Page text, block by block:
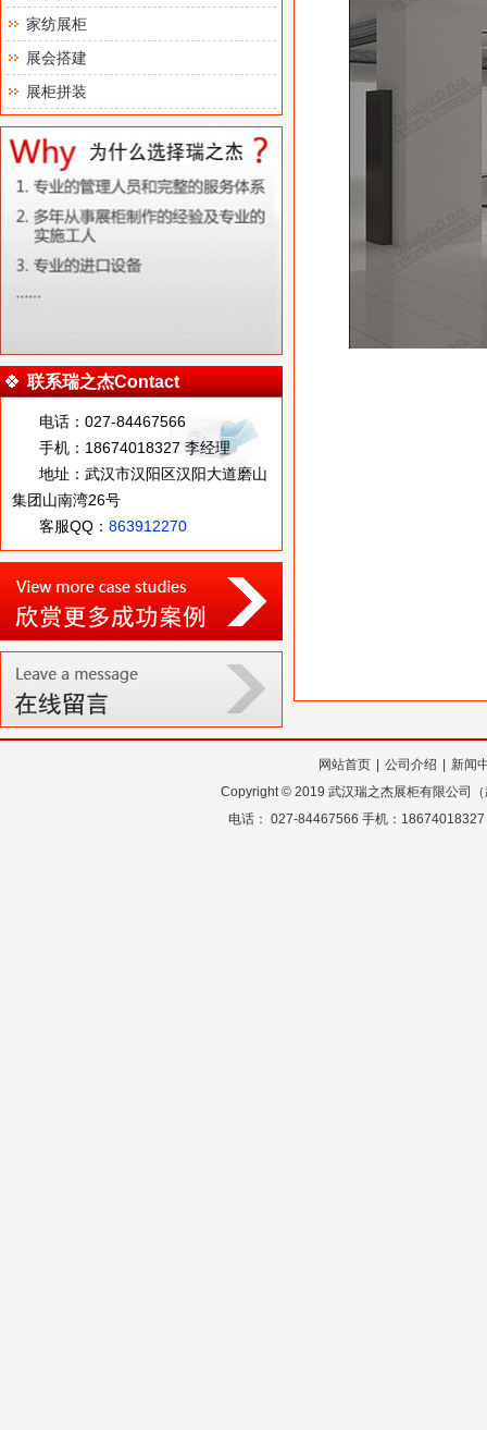
家纺展柜
展会搭建
展柜拼装
联系瑞之杰Contact
电话：027-84467566
手机：18674018327 李经理
地址：武汉市汉阳区汉阳大道磨山
集团山南湾26号
客服QQ： 863912270
网站首页 公司介绍
新闻
Copyright© 2019 武汉瑞之杰展柜有限公司
电话： 027-84467566 手机：